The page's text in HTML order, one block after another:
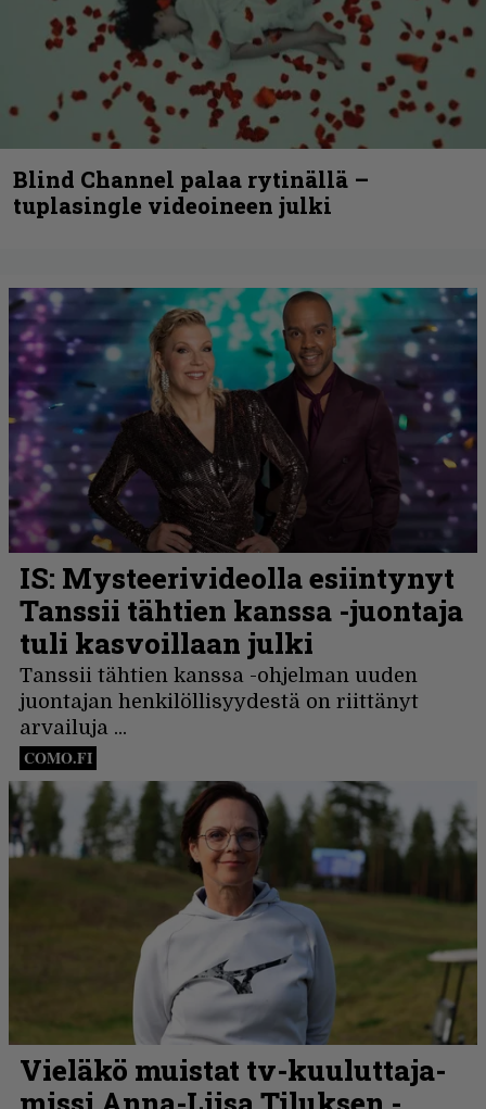
Blind Channel palaa rytinällä –
tuplasingle videoineen julki